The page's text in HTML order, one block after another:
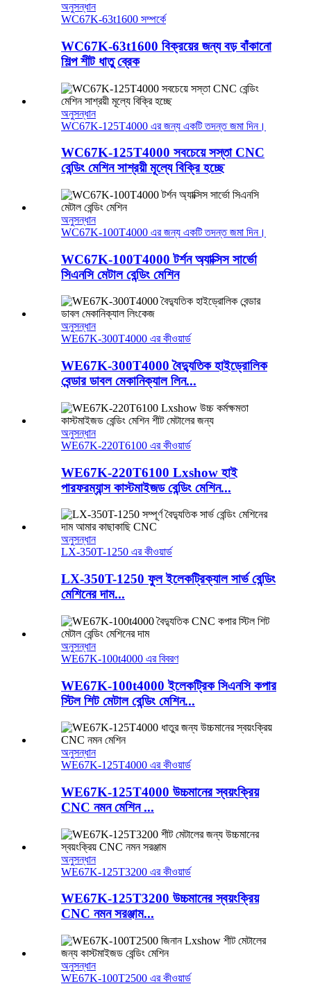
অনুসন্ধান
WC67K-63t1600 সম্পর্কে
WC67K-63t1600 বিক্রয়ের জন্য বড় বাঁকানো
শিল্প শীট ধাতু ব্রেক
অনুসন্ধান
WC67K-125T4000 এর জন্য একটি তদন্ত জমা দিন।
WC67K-125T4000 সবচেয়ে সস্তা CNC
বেন্ডিং মেশিন সাশ্রয়ী মূল্যে বিক্রি হচ্ছে
অনুসন্ধান
WC67K-100T4000 এর জন্য একটি তদন্ত জমা দিন।
WC67K-100T4000 টর্শন অ্যাক্সিস সার্ভো
সিএনসি মেটাল বেন্ডিং মেশিন
অনুসন্ধান
WE67K-300T4000 এর কীওয়ার্ড
WE67K-300T4000 বৈদ্যুতিক হাইড্রোলিক
বেন্ডার ডাবল মেকানিক্যাল লিন...
অনুসন্ধান
WE67K-220T6100 এর কীওয়ার্ড
WE67K-220T6100 Lxshow হাই
পারফরম্যান্স কাস্টমাইজড বেন্ডিং মেশিন...
অনুসন্ধান
LX-350T-1250 এর কীওয়ার্ড
LX-350T-1250 ফুল ইলেকট্রিক্যাল সার্ভ বেন্ডিং
মেশিনের দাম...
অনুসন্ধান
WE67K-100t4000 এর বিবরণ
WE67K-100t4000 ইলেকট্রিক সিএনসি কপার
স্টিল শিট মেটাল বেন্ডিং মেশিন...
অনুসন্ধান
WE67K-125T4000 এর কীওয়ার্ড
WE67K-125T4000 উচ্চমানের স্বয়ংক্রিয়
CNC নমন মেশিন ...
অনুসন্ধান
WE67K-125T3200 এর কীওয়ার্ড
WE67K-125T3200 উচ্চমানের স্বয়ংক্রিয়
CNC নমন সরঞ্জাম...
অনুসন্ধান
WE67K-100T2500 এর কীওয়ার্ড